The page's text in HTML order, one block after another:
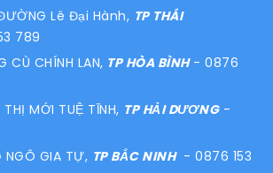
Lê Đại Hành, TP THÁI
789
CÙ CHÍNH LAN, TP HÒA BÌNH- 0876
MỚI TUỆ TĨNH, TP HẢI DƯƠNG-
GIA TỰ, TP BẮC NINH- 0876 153